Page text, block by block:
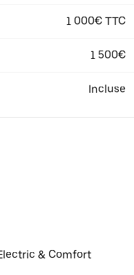
1 000€ TTC
1 500€
Incluse
& Comfort